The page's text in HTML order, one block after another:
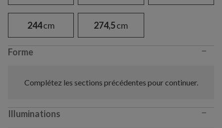
244cm 274,5cm
Forme −
Complétez les sections précédentes pour continuer.
Illuminations −